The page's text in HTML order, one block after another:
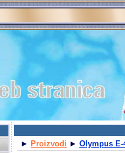
► Proizvodi ► Olympus E-